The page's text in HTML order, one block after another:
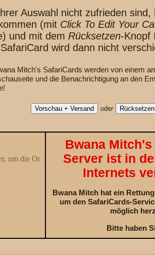
Auswahl nicht zufrieden
(mit Click To Edit Your
und mit dem Rücksetzen-Knopf
wird dann nicht
Mitch's SafariCards werden von einem
und die Benachrichtigung an den
oder
Bwana
Server ist in
Internets
Bwana Mitch hat ein
um den SafariCards-
möglich
Bitte haben